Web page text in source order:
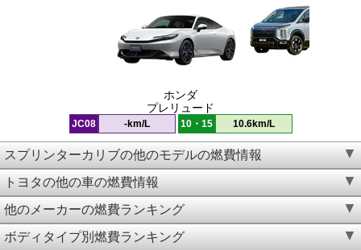
ホンダ
プレリュード
JC08 -km/L 10・15 10.6km/L
スプリンターカリブの他のモデルの燃費情報
トヨタの他の車の燃費情報
他のメーカーの燃費ランキング
ボディタイプ別燃費ランキング